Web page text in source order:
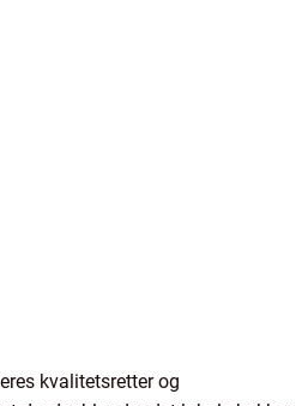
kvalitetsretter og